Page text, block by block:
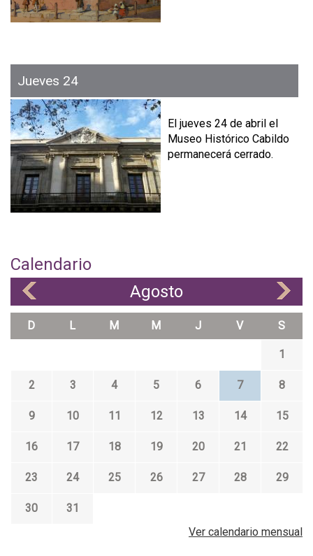
Jueves 24
El jueves 24 de abril el
Museo Histórico Cabildo
permanecerá cerrado.
Calendario
Agosto
D L M M J V S
1
2 3 4 5 6 7 8
9 10 11 12 13 14 15
16 17 18 19 20 21 22
23 24 25 26 27 28 29
30
31
Ver calendario mensual